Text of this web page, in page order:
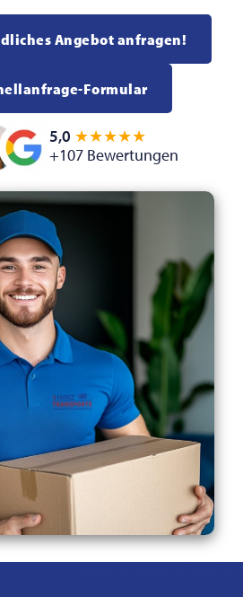
Angebot anfragen!
Formular
5,0 ★★★★★
+107 Bewertungen